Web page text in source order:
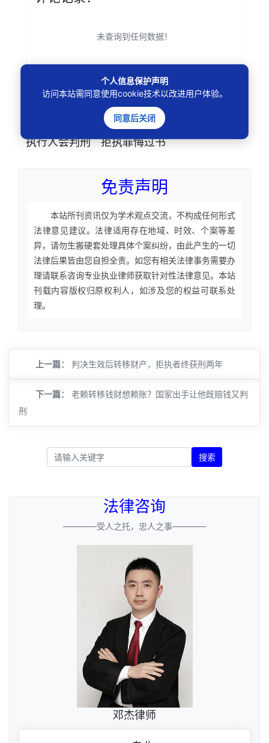
未查询到任何数据！
欠款被刑事立案
司法拘留不算完 坐牢还要还钱吗
执行人会判刑
拒执罪悔过书
免责声明
本站所刊资讯仅为学术观点交流，不构成任何形式
法律意见建议。法律适用存在地域、时效、个案等差
异，请勿生搬硬套处理具体个案纠纷，由此产生的一切
法律后果皆由您自担全责。如您有相关法律事务需要办
理请联系咨询专业执业律师获取针对性法律意见。本站
刊载内容版权归原权利人，如涉及您的权益可联系处
理。
上一篇： 判决生效后转移财产，拒执者终获刑两年
下一篇：
老赖转移钱财想赖账？国家出手让他既赔钱又判
刑
搜索
法律咨询
————受人之托，忠人之事————
邓杰律师
个人信息保护声明
访问本站需同意使用cookie技术以改进用户体验。
同意后关闭